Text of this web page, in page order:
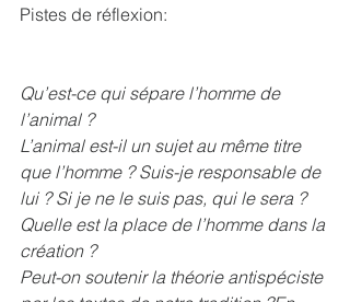
Pistes de réflexion:
Qu’est-ce qui sépare l’homme de
l’animal ?
L’animal est-il un sujet au même titre
que l’homme ? Suis-je responsable de
lui ? Si je ne le suis pas, qui le sera ?
Quelle est la place de l’homme dans la
création ?
Peut-on soutenir la théorie antispéciste